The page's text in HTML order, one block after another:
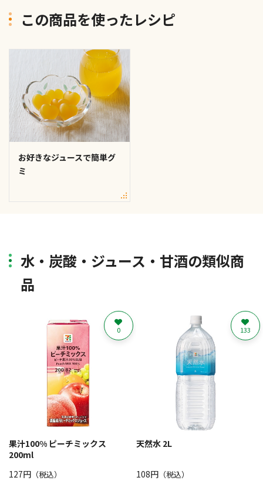
この商品を使ったレシピ
お好きなジュースで簡単グ
ミ
水・炭酸・ジュース・甘酒の類似商
品
果汁100% ピーチミックス
200ml
127円 （税込）
0
天然水 2L
108円（税込）
133